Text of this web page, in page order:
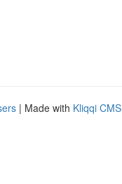
| Made with Kliqqi CMS